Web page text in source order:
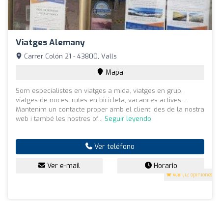
Viatges Alemany
4.8 (12 opiniones)
Carrer Colón 21 - 43800, Valls
Mapa
Som especialistes en viatges a mida, viatges en grup,
viatges de noces, rutes en bicicleta, vacances actives…
Mantenim un contacte proper amb el client, des de la nostra
web i també les nostres of... Seguir leyendo
Ver teléfono
Ver e-mail Horario